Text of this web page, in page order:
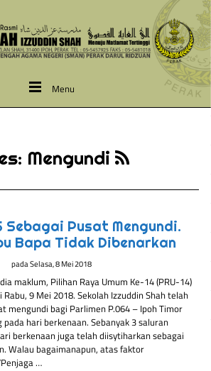
Menu
Mengundi
Sebagai Pusat Mengundi.
Bapa Tidak Dibenarkan
padaSelasa, 8 Mei 2018
maklum, Pilihan Raya Umum Ke-14 (PRU-14)
9 Mei 2018. Sekolah Izzuddin Shah telah
mengundi bagi Parlimen P.064 – Ipoh Timor
pada hari berkenaan. Sebanyak 3 saluran
berkenaan juga telah diisytiharkan sebagai
Walau bagaimanapun, atas faktor
…